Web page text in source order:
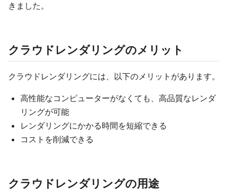
きました。
クラウドレンダリングのメリット
クラウドレンダリングには、以下のメリットがあります。
高性能なコンピューターがなくても、高品質なレンダ
リングが可能
レンダリングにかかる時間を短縮できる
コストを削減できる
クラウドレンダリングの用途